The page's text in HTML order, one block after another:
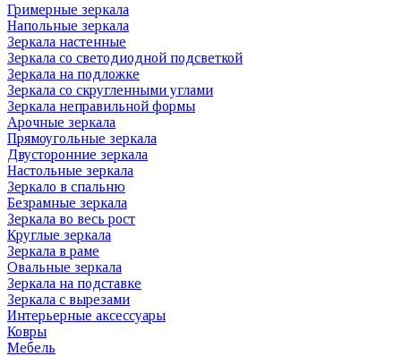
Гримерные зеркала
Напольные зеркала
Зеркала настенные
Зеркала со светодиодной подсветкой
Зеркала на подложке
Зеркала со скругленными углами
Зеркала неправильной формы
Арочные зеркала
Прямоугольные зеркала
Двусторонние зеркала
Настольные зеркала
Зеркало в спальню
Безрамные зеркала
Зеркала во весь рост
Круглые зеркала
Зеркала в раме
Овальные зеркала
Зеркала на подставке
Зеркала с вырезами
Интерьерные аксессуары
Ковры
Мебель